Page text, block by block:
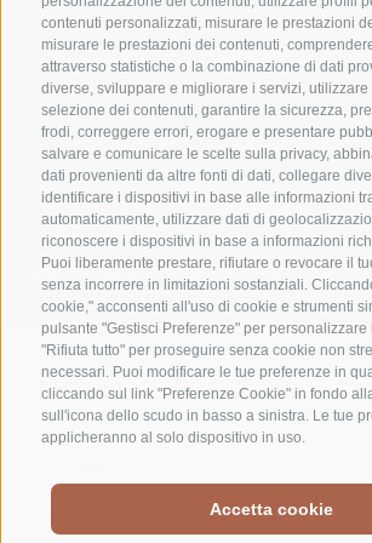
contenuti personalizzati, misurare le prestazioni
misurare le prestazioni dei contenuti,
attraverso statistiche o la combinazione di dati
diverse, sviluppare e migliorare i servizi,
selezione dei contenuti, garantire la sicurezza,
frodi, correggere errori, erogare e presentare
salvare e comunicare le scelte sulla privacy,
dati provenienti da altre fonti di dati, collegare
identificare i dispositivi in base alle informazioni
automaticamente, utilizzare dati di
riconoscere i dispositivi in base a informazioni
Puoi liberamente prestare, rifiutare o revocare il
senza incorrere in limitazioni sostanziali.
cookie," acconsenti all'uso di cookie e strumenti
pulsante "Gestisci Preferenze" per personalizzare
"Rifiuta tutto" per proseguire senza cookie non
necessari. Puoi modificare le tue preferenze in
cliccando sul link "Preferenze Cookie" in fondo
sull'icona dello scudo in basso a sinistra. Le tue
applicheranno al solo dispositivo in uso.
Accetta cookie
Meteo Appartamenti Best Price
VISUALIZZA PARTNER
Credits
Privacy
Cookie Policy